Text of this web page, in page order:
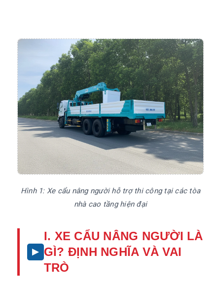
Hình 1: Xe cẩu nâng người hỗ trợ thi công tại các tòa
nhà cao tầng hiện đại
I. XE CẨU NÂNG NGƯỜI LÀ
GÌ? ĐỊNH NGHĨA VÀ VAI
TRÒ